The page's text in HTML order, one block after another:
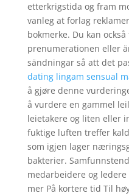
etterkrigstida og fram
vanleg at forlag
bokmerke. Du kan
prenumerationen eller
sändningar så att det
dating lingam sensual
å gjøre denne
å vurdere en gammel
leietakere og liten eller
fuktige luften treffer
som igjen lager
bakterier.
medarbeidere og
mer På kortere tid Til